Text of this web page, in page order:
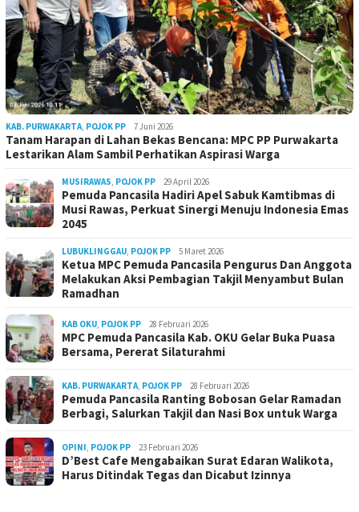
KAB. PURWAKARTA POJOK PP 7 Juni 2026
Tanam Harapan di Lahan Bekas Bencana: MPC PP Purwakarta
Lestarikan Alam Sambil Perhatikan Aspirasi Warga
MUSIRAWAS POJOK PP 29 April 2026
Pemuda Pancasila Hadiri Apel Sabuk Kamtibmas di
Musi Rawas, Perkuat Sinergi Menuju Indonesia Emas
2045
LUBUKLINGGAU POJOK PP 5 Maret 2026
Ketua MPC Pemuda Pancasila Pengurus Dan Anggota
Melakukan Aksi Pembagian Takjil Menyambut Bulan
Ramadhan
KAB OKU POJOK PP 28 Februari 2026
MPC Pemuda Pancasila Kab. OKU Gelar Buka Puasa
Bersama, Pererat Silaturahmi
KAB. PURWAKARTA POJOK PP 28 Februari 2026
Pemuda Pancasila Ranting Bobosan Gelar Ramadan
Berbagi, Salurkan Takjil dan Nasi Box untuk Warga
OPINI POJOK PP 23 Februari 2026
D’Best Cafe Mengabaikan Surat Edaran Walikota,
Harus Ditindak Tegas dan Dicabut Izinnya